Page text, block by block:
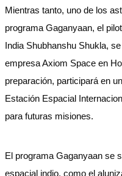
Mientras tanto, uno de los
programa Gaganyaan, el
India Shubhanshu Shukla,
empresa Axiom Space en
preparación, participará en
Estación Espacial
para futuras misiones.
El programa Gaganyaan se
espacial indio, como el